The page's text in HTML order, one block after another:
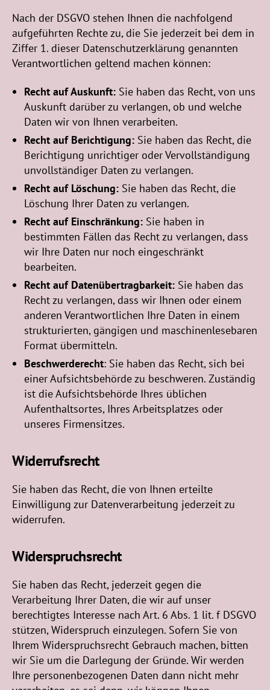
Nach der DSGVO stehen Ihnen die nachfolgend
aufgeführten Rechte zu, die Sie jederzeit bei dem in
Ziffer 1. dieser Datenschutzerklärung genannten
Verantwortlichen geltend machen können:
Recht auf Auskunft: Sie haben das Recht, von uns
Auskunft darüber zu verlangen, ob und welche
Daten wir von Ihnen verarbeiten.
Recht auf Berichtigung: Sie haben das Recht, die
Berichtigung unrichtiger oder Vervollständigung
unvollständiger Daten zu verlangen.
Recht auf Löschung: Sie haben das Recht, die
Löschung Ihrer Daten zu verlangen.
Recht auf Einschränkung: Sie haben in
bestimmten Fällen das Recht zu verlangen, dass
wir Ihre Daten nur noch eingeschränkt
bearbeiten.
Recht auf Datenübertragbarkeit: Sie haben das
Recht zu verlangen, dass wir Ihnen oder einem
anderen Verantwortlichen Ihre Daten in einem
strukturierten, gängigen und maschinenlesebaren
Format übermitteln.
Beschwerderecht: Sie haben das Recht, sich bei
einer Aufsichtsbehörde zu beschweren. Zuständig
ist die Aufsichtsbehörde Ihres üblichen
Aufenthaltsortes, Ihres Arbeitsplatzes oder
unseres Firmensitzes.
Widerrufsrecht
Sie haben das Recht, die von Ihnen erteilte
Einwilligung zur Datenverarbeitung jederzeit zu
widerrufen.
Widerspruchsrecht
Sie haben das Recht, jederzeit gegen die
Verarbeitung Ihrer Daten, die wir auf unser
berechtigtes Interesse nach Art. 6 Abs. 1 lit. f DSGVO
stützen, Widerspruch einzulegen. Sofern Sie von
Ihrem Widerspruchsrecht Gebrauch machen, bitten
wir Sie um die Darlegung der Gründe. Wir werden
Ihre personenbezogenen Daten dann nicht mehr